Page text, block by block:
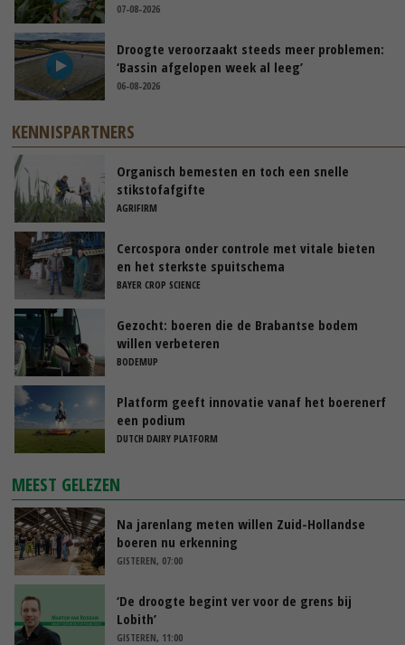
07-08-2026
Droogte veroorzaakt steeds meer problemen:
‘Bassin afgelopen week al leeg’
06-08-2026
KENNISPARTNERS
Organisch bemesten en toch een snelle
stikstofafgifte
AGRIFIRM
Cercospora onder controle met vitale bieten
en het sterkste spuitschema
BAYER CROP SCIENCE
Gezocht: boeren die de Brabantse bodem
willen verbeteren
BODEMUP
Platform geeft innovatie vanaf het boerenerf
een podium
DUTCH DAIRY PLATFORM
MEEST GELEZEN
Na jarenlang meten willen Zuid-Hollandse
boeren nu erkenning
GISTEREN, 07:00
‘De droogte begint ver voor de grens bij
Lobith’
GISTEREN, 11:00